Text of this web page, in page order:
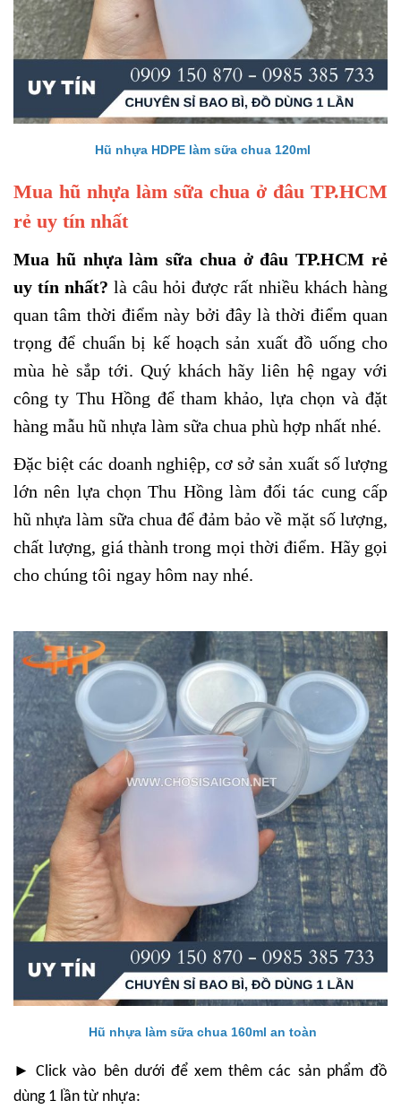
Hũ nhựa HDPE làm sữa chua 120ml
Mua hũ nhựa làm sữa chua ở đâu TP.HCM
rẻ uy tín nhất
Mua hũ nhựa làm sữa chua ở đâu TP.HCM rẻ
uy tín nhất? là câu hỏi được rất nhiều khách hàng
quan tâm thời điểm này bởi đây là thời điểm quan
trọng để chuẩn bị kế hoạch sản xuất đồ uống cho
mùa hè sắp tới. Quý khách hãy liên hệ ngay với
công ty Thu Hồng để tham khảo, lựa chọn và đặt
hàng mẫu hũ nhựa làm sữa chua phù hợp nhất nhé.
Đặc biệt các doanh nghiệp, cơ sở sản xuất số lượng
lớn nên lựa chọn Thu Hồng làm đối tác cung cấp
hũ nhựa làm sữa chua để đảm bảo về mặt số lượng,
chất lượng, giá thành trong mọi thời điểm. Hãy gọi
cho chúng tôi ngay hôm nay nhé.
Hũ nhựa làm sữa chua 160ml an toàn
► Click vào bên dưới để xem thêm các sản phẩm đồ
dùng 1 lần từ nhựa: